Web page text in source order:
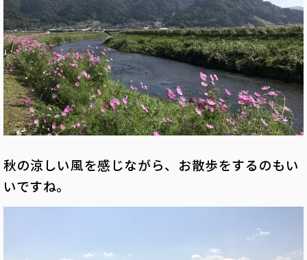
秋の涼しい風を感じながら、お散歩をするのもい
いですね。